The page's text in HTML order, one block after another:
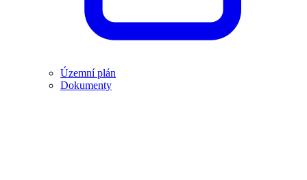
Územní plán
Dokumenty